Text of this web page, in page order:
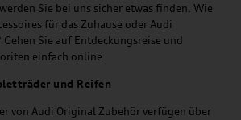
Sie bei uns sicher etwas finden. Wie
für das Zuhause oder Audi
Gehen Sie auf Entdeckungsreise und
einfach online.
und Reifen
von Audi Original Zubehör verfügen über